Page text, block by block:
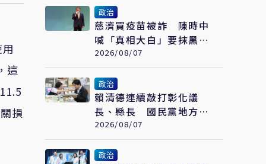
這
損
政治
慈濟買疫苗被詐 陳時中
喊「真相大白」要抹黑的
人道歉 藍白反擊了
2026/08/07
政治
賴清德連續敲打彰化議
長、縣長 國民黨地方諸
侯別想獨善其身
2026/08/07
政治